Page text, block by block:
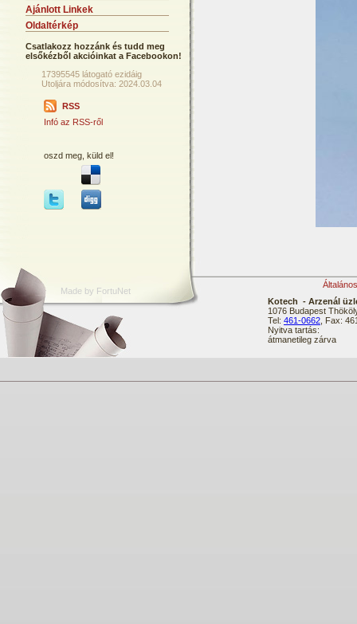
Ajánlott Linkek
Oldaltérkép
Csatlakozz hozzánk és tudd meg
elsőkézből akcióinkat a Facebookon!
17395545 látogató ezidáig
Utoljára módosítva: 2024.03.04
RSS
Infó az RSS-ről
oszd meg, küld el!
Made by FortuNet
Kotech - Arzenál
1076 Budapest
Tel: 461-0662 , Fax:
Nyitva tartás:
átmanetileg zárva